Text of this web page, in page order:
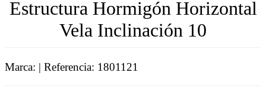
Estructura Hormigón Horizontal
Vela Inclinación 10
Marca: | Referencia: 1801121